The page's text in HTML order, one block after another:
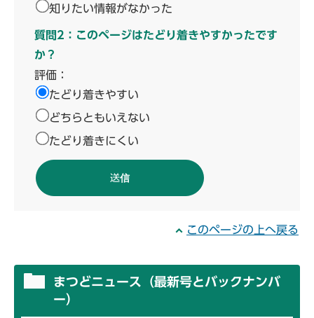
知りたい情報がなかった
質問2：このページはたどり着きやすかったです
か？
評価：
たどり着きやすい
どちらともいえない
たどり着きにくい
このページの上へ戻る
まつどニュース（最新号とバックナンバ
ー）